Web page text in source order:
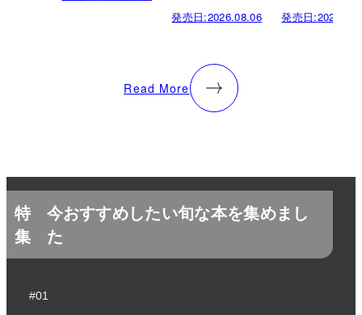
発売日:2026.08.06 発売日:
Read More
特
集
今おすすめしたい旬な本を集めまし
た
#01